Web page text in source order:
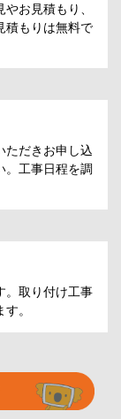
お見積もり、
積もりは無料で
ただきお申し込
。工事日程を調
。取り付け工事
。